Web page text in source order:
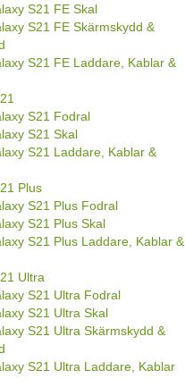
S21 FE Skal
S21 FE Skärmskydd &
S21 FE Laddare, Kablar &
S21 Fodral
S21 Skal
S21 Laddare, Kablar &
Plus
S21 Plus Fodral
S21 Plus Skal
S21 Plus Laddare, Kablar &
Ultra
S21 Ultra Fodral
S21 Ultra Skal
S21 Ultra Skärmskydd &
S21 Ultra Laddare, Kablar